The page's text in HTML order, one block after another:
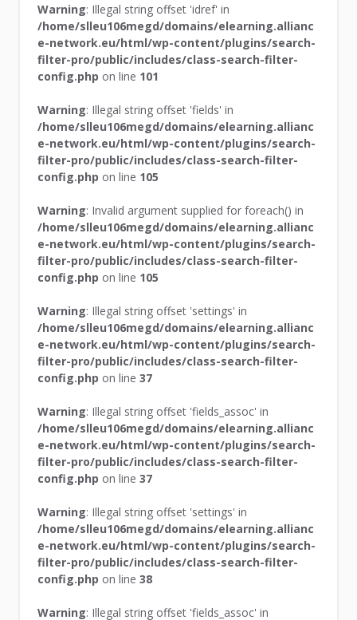
Warning: Illegal string offset 'idref' in
/home/slleu106megd/domains/elearning.allianc
e-network.eu/html/wp-content/plugins/search-
filter-pro/public/includes/class-search-filter-
config.php on line 101
Warning: Illegal string offset 'fields' in
/home/slleu106megd/domains/elearning.allianc
e-network.eu/html/wp-content/plugins/search-
filter-pro/public/includes/class-search-filter-
config.php on line 105
Warning: Invalid argument supplied for foreach() in
/home/slleu106megd/domains/elearning.allianc
e-network.eu/html/wp-content/plugins/search-
filter-pro/public/includes/class-search-filter-
config.php on line 105
Warning: Illegal string offset 'settings' in
/home/slleu106megd/domains/elearning.allianc
e-network.eu/html/wp-content/plugins/search-
filter-pro/public/includes/class-search-filter-
config.php on line37
Warning: Illegal string offset 'fields_assoc' in
/home/slleu106megd/domains/elearning.allianc
e-network.eu/html/wp-content/plugins/search-
filter-pro/public/includes/class-search-filter-
config.php on line37
Warning: Illegal string offset 'settings' in
/home/slleu106megd/domains/elearning.allianc
e-network.eu/html/wp-content/plugins/search-
filter-pro/public/includes/class-search-filter-
config.php on line38
Warning: Illegal string offset 'fields_assoc' in